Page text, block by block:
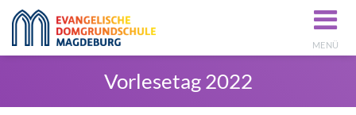
MENÜ
Vorlesetag 2022